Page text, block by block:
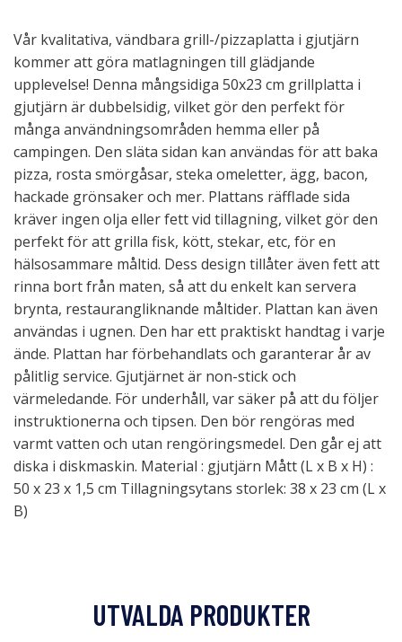
Vår kvalitativa, vändbara grill-/pizzaplatta i gjutjärn
kommer att göra matlagningen till glädjande
upplevelse! Denna mångsidiga 50x23 cm grillplatta i
gjutjärn är dubbelsidig, vilket gör den perfekt för
många användningsområden hemma eller på
campingen. Den släta sidan kan användas för att baka
pizza, rosta smörgåsar, steka omeletter, ägg, bacon,
hackade grönsaker och mer. Plattans räfflade sida
kräver ingen olja eller fett vid tillagning, vilket gör den
perfekt för att grilla fisk, kött, stekar, etc, för en
hälsosammare måltid. Dess design tillåter även fett att
rinna bort från maten, så att du enkelt kan servera
brynta, restaurangliknande måltider. Plattan kan även
användas i ugnen. Den har ett praktiskt handtag i varje
ände. Plattan har förbehandlats och garanterar år av
pålitlig service. Gjutjärnet är non-stick och
värmeledande. För underhåll, var säker på att du följer
instruktionerna och tipsen. Den bör rengöras med
varmt vatten och utan rengöringsmedel. Den går ej att
diska i diskmaskin. Material : gjutjärn Mått (L x B x H) :
50 x 23 x 1,5 cm Tillagningsytans storlek: 38 x 23 cm (L x
B)
UTVALDA PRODUKTER